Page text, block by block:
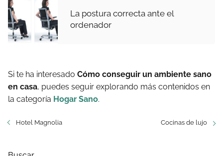
La postura correcta ante el
ordenador
Si te ha interesado Cómo conseguir un ambiente sano
en casa, puedes seguir explorando más contenidos en
la categoría Hogar Sano.
Hotel Magnolia Cocinas de lujo